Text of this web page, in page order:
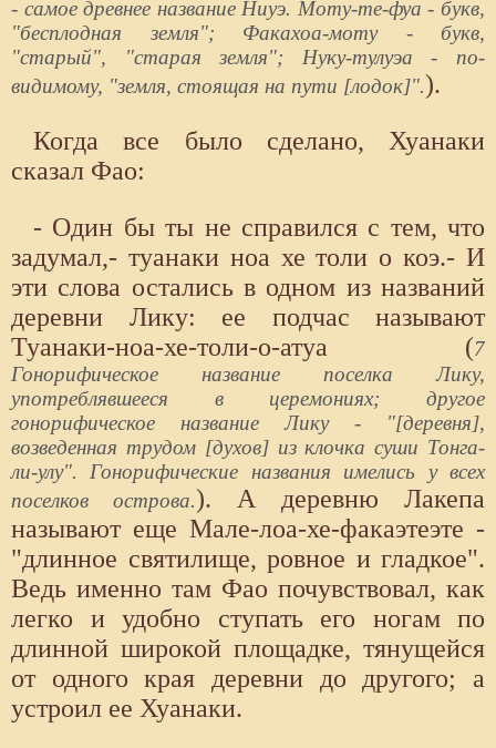
- самое древнее название Ниуэ. Моту-те-фуа - букв,
"бесплодная земля"; Факахоа-моту - букв,
"старый", "старая земля"; Нуку-тулуэа - по-
видимому, "земля, стоящая на пути [лодок]".).
Когда все было сделано, Хуанаки
сказал Фао:
- Один бы ты не справился с тем, что
задумал,- туанаки ноа хе толи о коэ.- И
эти слова остались в одном из названий
деревни Лику: ее подчас называют
Туанаки-ноа-хе-толи-о-атуа (7
Гонорифическое название поселка Лику,
употреблявшееся в церемониях; другое
гонорифическое название Лику - "[деревня],
возведенная трудом [духов] из клочка суши Тонга-
ли-улу". Гонорифические названия имелись у всех
поселков острова.). А деревню Лакепа
называют еще Мале-лоа-хе-факаэтеэте -
"длинное святилище, ровное и гладкое".
Ведь именно там Фао почувствовал, как
легко и удобно ступать его ногам по
длинной широкой площадке, тянущейся
от одного края деревни до другого; а
устроил ее Хуанаки.